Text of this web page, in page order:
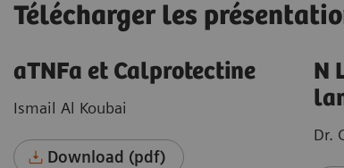
Télécharger les
aTNFa et Calprotectine
Ismail Al Koubai
Download (pdf)
N
Dr.